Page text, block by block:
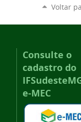
Voltar
Consulte o
cadastro do
e-MEC